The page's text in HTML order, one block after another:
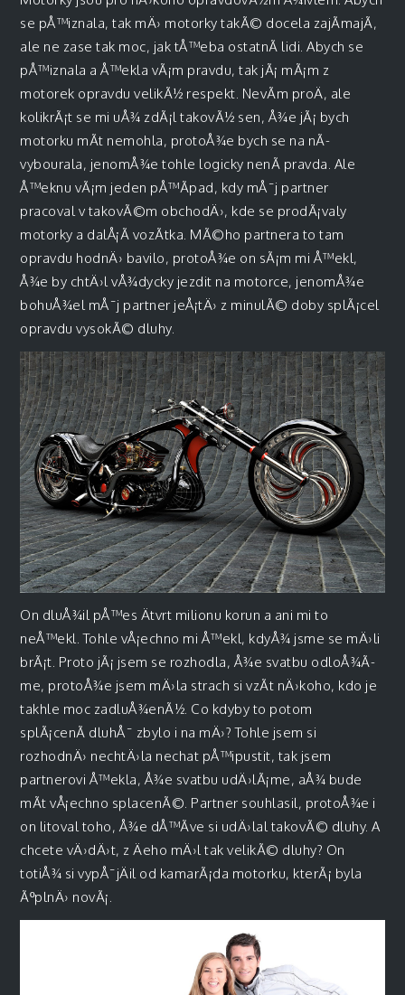
se pÅ™iznala, tak mÄ› motorky takÃ© docela zajÃ­majÃ­,
ale ne zase tak moc, jak tÅ™eba ostatnÃ­ lidi. Abych se
pÅ™iznala a Å™ekla vÃ¡m pravdu, tak jÃ¡ mÃ¡m z
motorek opravdu velikÃ½ respekt. NevÃ­m proÄ, ale
kolikrÃ¡t se mi uÅ¾ zdÃ¡l takovÃ½ sen, Å¾e jÃ¡ bych
motorku mÃ­t nemohla, protoÅ¾e bych se na nÃ­
vybourala, jenomÅ¾e tohle logicky nenÃ­ pravda. Ale
Å™eknu vÃ¡m jeden pÅ™Ã­pad, kdy mÅ¯j partner
pracoval v takovÃ©m obchodÄ›, kde se prodÃ¡valy
motorky a dalÅ¡Ã­ vozÃ­tka. MÃ©ho partnera to tam
opravdu hodnÄ› bavilo, protoÅ¾e on sÃ¡m mi Å™ekl,
Å¾e by chtÄ›l vÅ¾dycky jezdit na motorce, jenomÅ¾e
bohuÅ¾el mÅ¯j partner jeÅ¡tÄ› z minulÃ© doby splÃ¡cel
opravdu vysokÃ© dluhy.
On dluÅ¾il pÅ™es Ätvrt milionu korun a ani mi to
neÅ™ekl. Tohle vÅ¡echno mi Å™ekl, kdyÅ¾ jsme se mÄ›li
brÃ¡t. Proto jÃ¡ jsem se rozhodla, Å¾e svatbu odloÅ¾Ã­
me, protoÅ¾e jsem mÄ›la strach si vzÃ­t nÄ›koho, kdo je
takhle moc zadluÅ¾enÃ½. Co kdyby to potom
splÃ¡cenÃ­ dluhÅ¯ zbylo i na mÄ›? Tohle jsem si
rozhodnÄ› nechtÄ›la nechat pÅ™ipustit, tak jsem
partnerovi Å™ekla, Å¾e svatbu udÄ›lÃ¡me, aÅ¾ bude
mÃ­t vÅ¡echno splacenÃ©. Partner souhlasil, protoÅ¾e i
on litoval toho, Å¾e dÅ™Ã­ve si udÄ›lal takovÃ© dluhy. A
chcete vÄ›dÄ›t, z Äeho mÄ›l tak velikÃ© dluhy? On
totiÅ¾ si vypÅ¯jÄil od kamarÃ¡da motorku, kterÃ¡ byla
ÃºplnÄ› novÃ¡.